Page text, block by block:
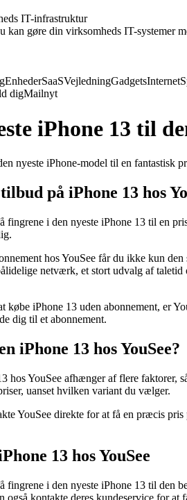
IT-infrastruktur
kan gøre din virksomheds IT-systemer
EnhederSaaSVejledningGadgetsInternet
digMailnyt
iPhone 13 til
nyeste iPhone-model til en fantastisk
på iPhone 13 hos
fingrene i den nyeste iPhone 13 til en
hos YouSee får du ikke kun
netværk, et stort udvalg af
iPhone 13 uden abonnement, er
dig til et abonnement.
iPhone 13 hos YouSee?
hos YouSee afhænger af flere
uanset hvilken variant du vælger.
YouSee direkte for at få en præcis
13 hos YouSee
i den nyeste iPhone 13 til den